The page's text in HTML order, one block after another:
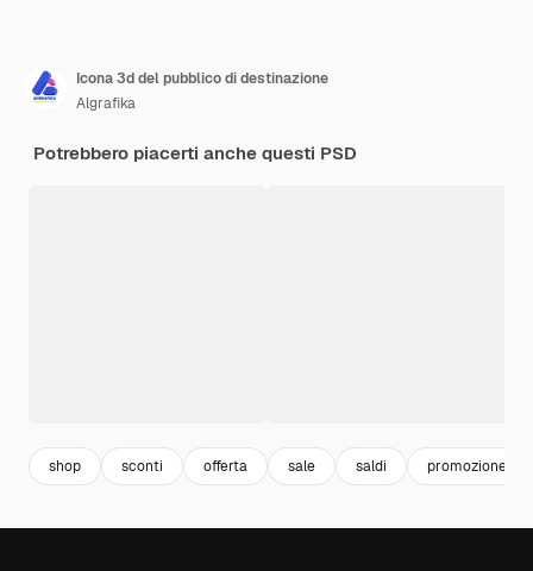
Icona 3d del pubblico di destinazione
Algrafika
Potrebbero piacerti anche questi PSD
shop sconti offerta sale saldi promozione